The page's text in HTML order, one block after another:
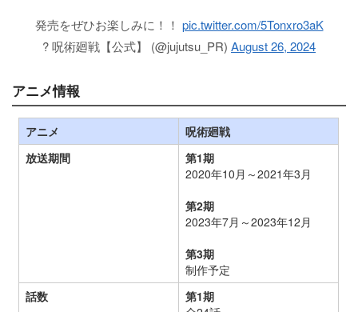
発売をぜひお楽しみに！！ pic.twitter.com/5Tonxro3aK
? 呪術廻戦【公式】 (@jujutsu_PR) August 26, 2024
アニメ情報
アニメ
呪術廻戦
放送期間
第1期
2020年10月～2021年3月
第2期
2023年7月～2023年12月
第3期
制作予定
話数
第1期